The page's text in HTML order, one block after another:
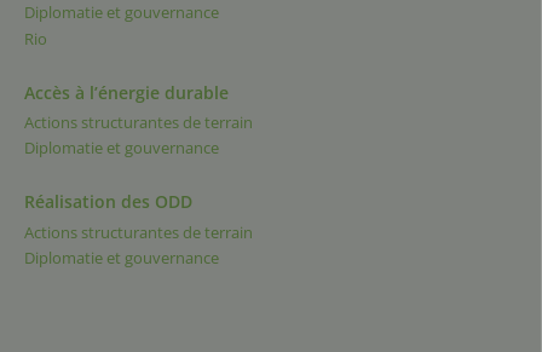
Diplomatie et gouvernance
Rio
Accès à l’énergie durable
Actions structurantes de terrain
Diplomatie et gouvernance
Réalisation des ODD
Actions structurantes de terrain
Diplomatie et gouvernance